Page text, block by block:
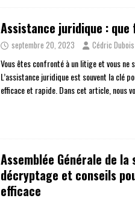
Assistance juridique :
septembre 20, 2023 Cédric Dubois
Vous êtes confronté à un litige et vous ne
L’assistance juridique est souvent la clé
efficace et rapide. Dans cet article, nous
Assemblée Générale de
décryptage et conseils
efficace